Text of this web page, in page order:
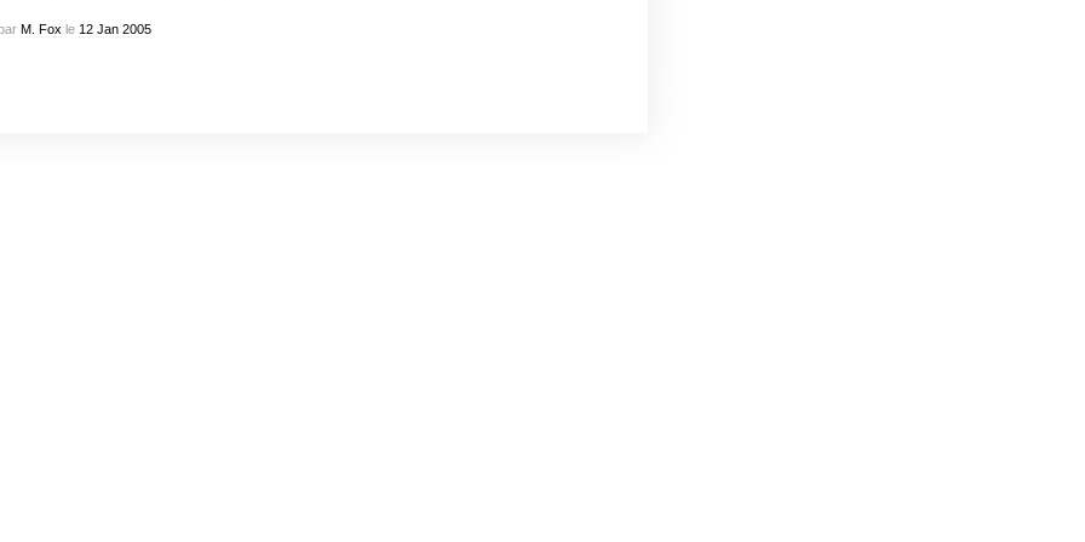
M. Fox le 12 Jan 2005